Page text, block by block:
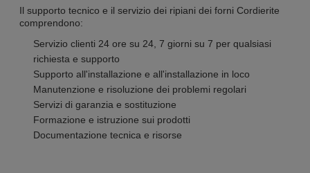
Il supporto tecnico e il servizio dei ripiani dei forni Cordierite
comprendono:
Servizio clienti 24 ore su 24, 7 giorni su 7 per qualsiasi
richiesta e supporto
Supporto all'installazione e all'installazione in loco
Manutenzione e risoluzione dei problemi regolari
Servizi di garanzia e sostituzione
Formazione e istruzione sui prodotti
Documentazione tecnica e risorse